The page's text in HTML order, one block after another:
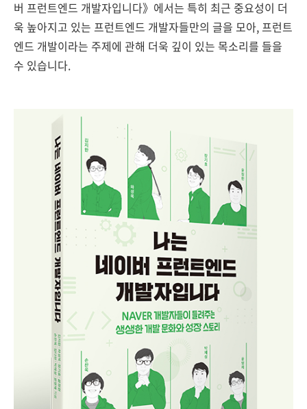
버 프런트엔드 개발자입니다》에서는 특히 최근 중요성이 더
욱 높아지고 있는 프런트엔드 개발자들만의 글을 모아, 프런트
엔드 개발이라는 주제에 관해 더욱 깊이 있는 목소리를 들을
수 있습니다.